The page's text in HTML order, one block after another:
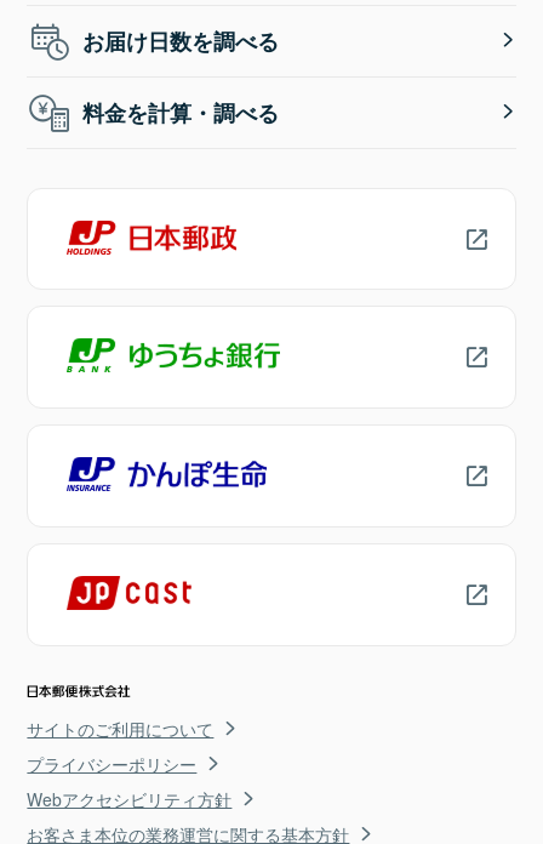
お届け日数を調べる
料金を計算・調べる
サイトのご利用について
プライバシーポリシー
Webアクセシビリティ方針
お客さま本位の業務運営に関する基本方針